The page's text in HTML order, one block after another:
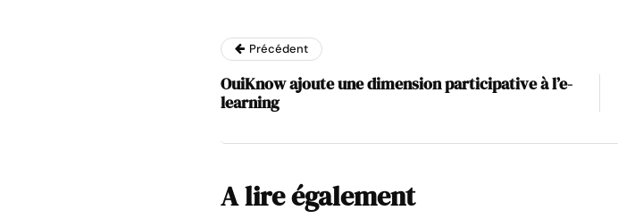
Précédent
OuiKnow ajoute une dimension participative à l’e-
learning
A lire également